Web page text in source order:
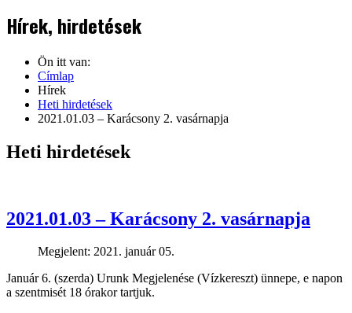
Hírek, hirdetések
Ön itt van:
Címlap
Hírek
Heti hirdetések
2021.01.03 – Karácsony 2. vasárnapja
Heti hirdetések
2021.01.03 – Karácsony 2. vasárnapja
Megjelent: 2021. január 05.
Január 6. (szerda) Urunk Megjelenése (Vízkereszt) ünnepe, e napon
a szentmisét 18 órakor tartjuk.